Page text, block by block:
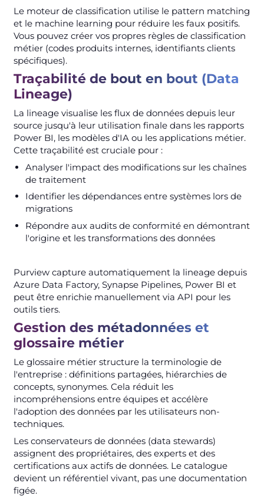
Le moteur de classification utilise le pattern matching
et le machine learning pour réduire les faux positifs.
Vous pouvez créer vos propres règles de classification
métier (codes produits internes, identifiants clients
spécifiques).
Traçabilité de bout en bout (Data
Lineage)
La lineage visualise les flux de données depuis leur
source jusqu'à leur utilisation finale dans les rapports
Power BI, les modèles d'IA ou les applications métier.
Cette traçabilité est cruciale pour :
Analyser l'impact des modifications sur les chaînes
de traitement
Identifier les dépendances entre systèmes lors de
migrations
Répondre aux audits de conformité en démontrant
l'origine et les transformations des données
Purview capture automatiquement la lineage depuis
Azure Data Factory, Synapse Pipelines, Power BI et
peut être enrichie manuellement via API pour les
outils tiers.
Gestion des métadonnées et
glossaire métier
Le glossaire métier structure la terminologie de
l'entreprise : définitions partagées, hiérarchies de
concepts, synonymes. Cela réduit les
incompréhensions entre équipes et accélère
l'adoption des données par les utilisateurs non-
techniques.
Les conservateurs de données (data stewards)
assignent des propriétaires, des experts et des
certifications aux actifs de données. Le catalogue
devient un référentiel vivant, pas une documentation
figée.